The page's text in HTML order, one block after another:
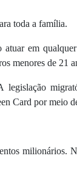
toda a família.
em
de 21
Card por meio
milionários.